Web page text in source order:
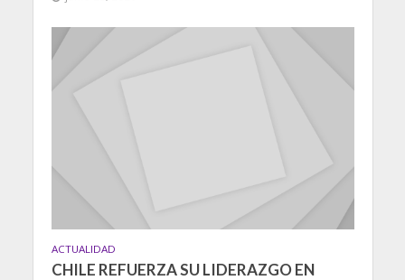
ACTUALIDAD
CHILE REFUERZA SU LIDERAZGO EN